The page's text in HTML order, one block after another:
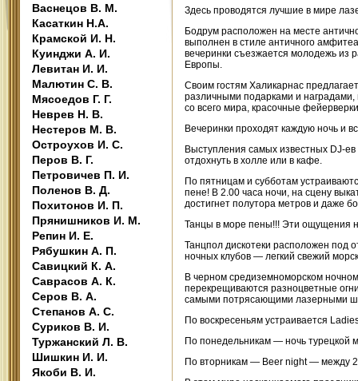
Васнецов В. М.
Касаткин Н.А.
Крамской И. Н.
Куинджи А. И.
Левитан И. И.
Малютин С. В.
Мясоедов Г. Г.
Неврев Н. В.
Нестеров М. В.
Остроухов И. С.
Перов В. Г.
Петровичев П. И.
Поленов В. Д.
Похитонов И. П.
Прянишников И. М.
Репин И. Е.
Рябушкин А. П.
Савицкий К. А.
Саврасов А. К.
Серов В. А.
Степанов А. С.
Суриков В. И.
Туржанский Л. В.
Шишкин И. И.
Якоби В. И.
Здесь проводятся лучшие в мире
Бодрум расположен на месте
выполнен в стиле античного
вечеринки съезжается молодежь из
Европы.
Своим гостям Халикарнас
различными подарками и
со всего мира, красочные
Вечеринки проходят каждую ночь и
Выступления самых известных DJ-ев
отдохнуть в холле или в кафе.
По пятницам и субботам
пене! В 2.00 часа ночи, на сцену
достигнет полутора метров и даже
Танцы в море пены!!! Эти ощущения
Танцпол дискотеки расположен под
ночных клубов — легкий свежий
В черном средиземноморском
перекрещиваются разноцветные
самыми потрясающими лазерными
По воскресеньям устраивается
По понедельникам — ночь турецкой
По вторникам — Beer night — между